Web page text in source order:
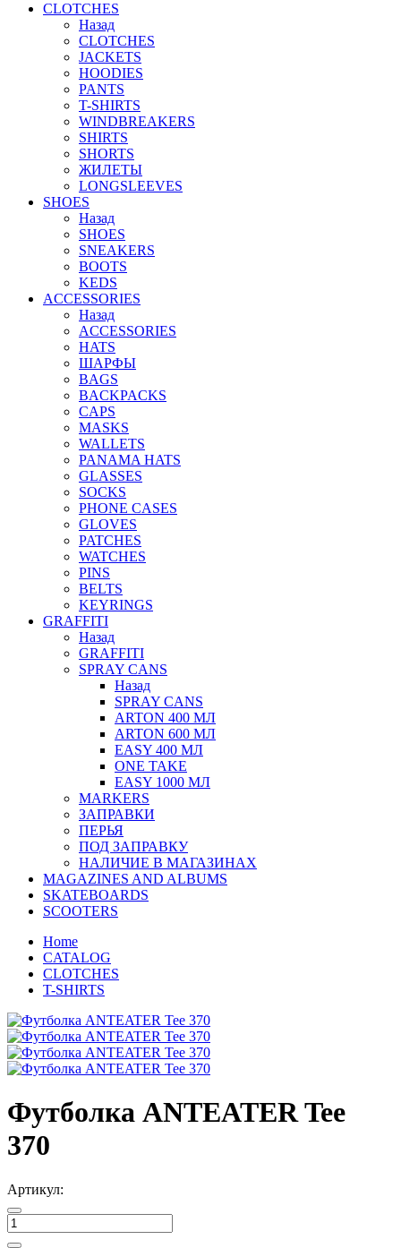
CLOTCHES
Назад
CLOTCHES
JACKETS
HOODIES
PANTS
T-SHIRTS
WINDBREAKERS
SHIRTS
SHORTS
ЖИЛЕТЫ
LONGSLEEVES
SHOES
Назад
SHOES
SNEAKERS
BOOTS
KEDS
ACCESSORIES
Назад
ACCESSORIES
HATS
ШАРФЫ
BAGS
BACKPACKS
CAPS
MASKS
WALLETS
PANAMA HATS
GLASSES
SOCKS
PHONE CASES
GLOVES
PATCHES
WATCHES
PINS
BELTS
KEYRINGS
GRAFFITI
Назад
GRAFFITI
SPRAY CANS
Назад
SPRAY CANS
ARTON 400 МЛ
ARTON 600 МЛ
EASY 400 МЛ
ONE TAKE
EASY 1000 МЛ
MARKERS
ЗАПРАВКИ
ПЕРЬЯ
ПОД ЗАПРАВКУ
НАЛИЧИЕ В МАГАЗИНАХ
MAGAZINES AND ALBUMS
SKATEBOARDS
SCOOTERS
Home
CATALOG
CLOTCHES
T-SHIRTS
Футболка ANTEATER Tee
370
Артикул: